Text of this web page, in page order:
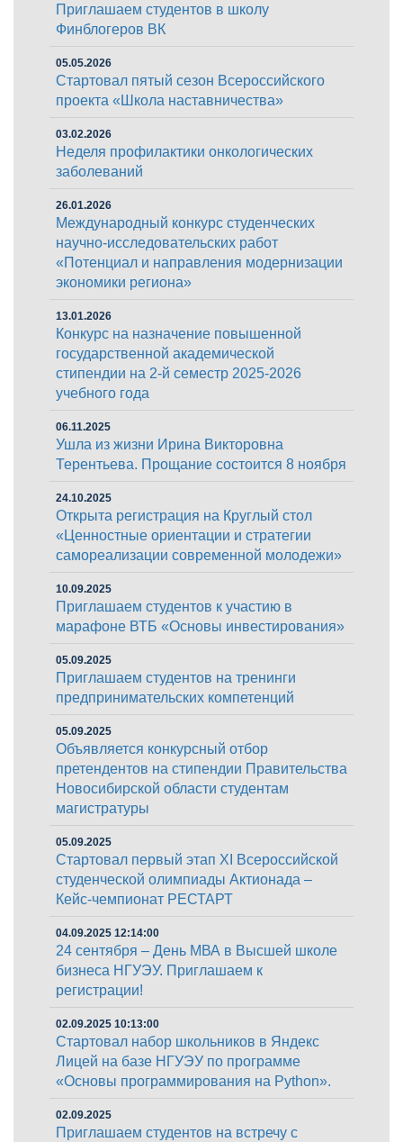
Приглашаем студентов в школу
Финблогеров ВК
05.05.2026
Стартовал пятый сезон Всероссийского
проекта «Школа наставничества»
03.02.2026
Неделя профилактики онкологических
заболеваний
26.01.2026
Международный конкурс студенческих
научно-исследовательских работ
«Потенциал и направления модернизации
экономики региона»
13.01.2026
Конкурс на назначение повышенной
государственной академической
стипендии на 2-й семестр 2025-2026
учебного года
06.11.2025
Ушла из жизни Ирина Викторовна
Терентьева. Прощание состоится 8 ноября
24.10.2025
Открыта регистрация на Круглый стол
«Ценностные ориентации и стратегии
самореализации современной молодежи»
10.09.2025
Приглашаем студентов к участию в
марафоне ВТБ «Основы инвестирования»
05.09.2025
Приглашаем студентов на тренинги
предпринимательских компетенций
05.09.2025
Объявляется конкурсный отбор
претендентов на стипендии Правительства
Новосибирской области студентам
магистратуры
05.09.2025
Стартовал первый этап XI Всероссийской
студенческой олимпиады Актионада –
Кейс-чемпионат РЕСТАРТ
04.09.2025 12:14:00
24 сентября – День МВА в Высшей школе
бизнеса НГУЭУ. Приглашаем к
регистрации!
02.09.2025 10:13:00
Стартовал набор школьников в Яндекс
Лицей на базе НГУЭУ по программе
«Основы программирования на Python».
02.09.2025
Приглашаем студентов на встречу с